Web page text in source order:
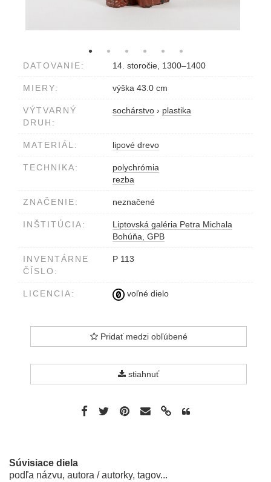
DATOVANIE: 14. storočie, 1300–1400
MIERY: výška 43.0 cm
VÝTVARNÝ
DRUH:
sochárstvo › plastika
MATERIÁL: lipové drevo
TECHNIKA:
polychrómia
rezba
ZNAČENIE: neznačené
INŠTITÚCIA:
Liptovská galéria Petra Michala
Bohúňa, GPB
INVENTÁRNE
ČÍSLO:
P 113
LICENCIA: voľné dielo
Pridať medzi obľúbené
stiahnuť
Súvisiace diela
podľa názvu, autora / autorky, tagov...